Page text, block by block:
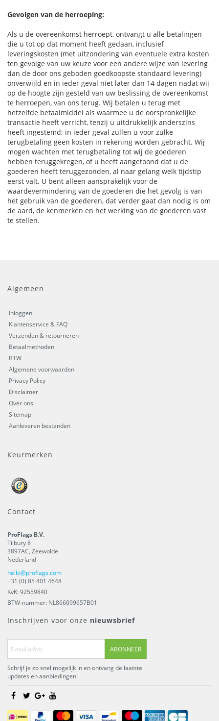
Gevolgen van de herroeping:
Als u de overeenkomst herroept, ontvangt u alle betalingen
die u tot op dat moment heeft gedaan, inclusief
leveringskosten (met uitzondering van eventuele extra kosten
ten gevolge van uw keuze voor een andere wijze van levering
dan de door ons geboden goedkoopste standaard levering)
onverwijld en in ieder geval niet later dan 14 dagen nadat wij
op de hoogte zijn gesteld van uw beslissing de overeenkomst
te herroepen, van ons terug. Wij betalen u terug met
hetzelfde betaalmiddel als waarmee u de oorspronkelijke
transactie heeft verricht, tenzij u uitdrukkelijk anderszins
heeft ingestemd; in ieder geval zullen u voor zulke
terugbetaling geen kosten in rekening worden gebracht. Wij
mogen wachten met terugbetaling tot wij de goederen
hebben teruggekregen, of u heeft aangetoond dat u de
goederen heeft teruggezonden, al naar gelang welk tijdstip
eerst valt. U bent alleen aansprakelijk voor de
waardevermindering van de goederen die het gevolg is van
het gebruik van de goederen, dat verder gaat dan nodig is om
de aard, de kenmerken en het werking van de goederen vast
te stellen.
Algemeen
Inloggen
Klantenservice & FAQ
Verzenden & retourneren
Betaalmethoden
BTW
Algemene voorwaarden
Privacy Policy
Disclaimer
Over ons
Sitemap
Aanleveren bestanden
Keurmerken
Contact
ProFlags B.V.
Tilbury 8
3897AC, Zeewolde
Nederland
hello@proflags.com
+31 (0) 85 401 4648
KvK: 92559840
BTW-nummer: NL866099657B01
Inschrijven voor onze nieuwsbrief
ABONNEER
Schrijf je zo snel mogelijk in en ontvang de laatste
updates en aanbiedingen!